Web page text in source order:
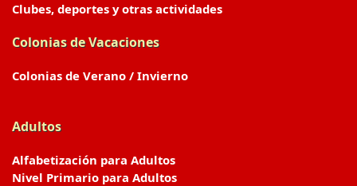
Clubes, deportes y otras actividades
Colonias de Vacaciones
Colonias de Verano / Invierno
Adultos
Alfabetización para Adultos
Nivel Primario para Adultos